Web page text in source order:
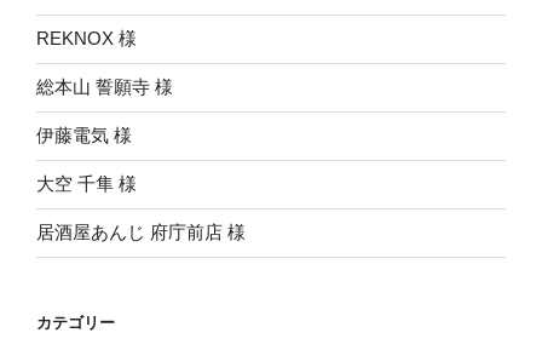
シ
ョ
ン
REKNOX 様
総本山 誓願寺 様
伊藤電気 様
大空 千隼 様
居酒屋あんじ 府庁前店 様
カテゴリー